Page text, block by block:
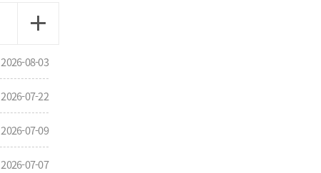
2026-08-03
2026-07-22
2026-07-09
2026-07-07